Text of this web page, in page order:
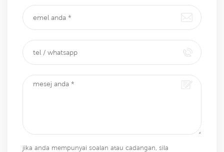
jika anda mempunyai soalan atau cadangan, sila